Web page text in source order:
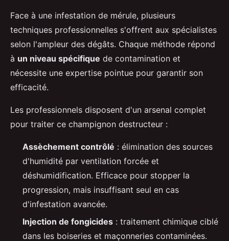
Face à une infestation de mérule, plusieurs
techniques professionnelles s'offrent aux spécialistes
selon l'ampleur des dégâts. Chaque méthode répond
à un niveau spécifique de contamination et
nécessite une expertise pointue pour garantir son
efficacité.
Les professionnels disposent d'un arsenal complet
pour traiter ce champignon destructeur :
Assèchement contrôlé : élimination des sources
d'humidité par ventilation forcée et
déshumidification. Efficace pour stopper la
progression, mais insuffisant seul en cas
d'infestation avancée.
Injection de fongicides : traitement chimique ciblé
dans les boiseries et maçonneries contaminées.